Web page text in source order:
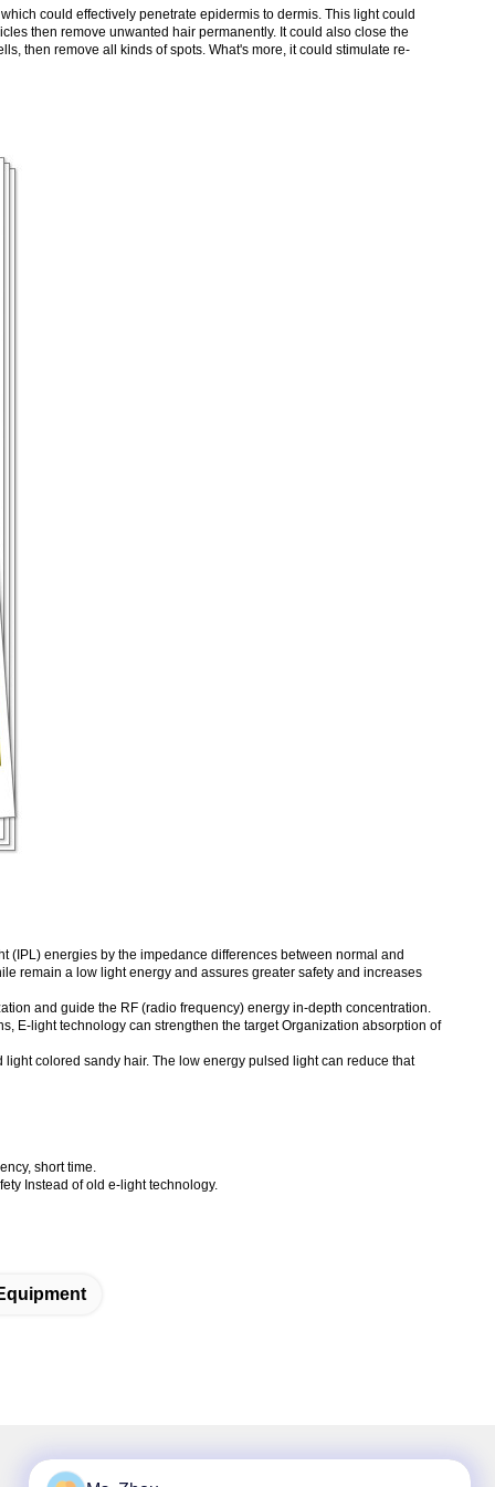
could effectively penetrate epidermis to dermis. This light could
then remove unwanted hair permanently. It could also close the
then remove all kinds of spots. What's more, it could stimulate re-
(IPL) energies by the impedance differences between normal and
remain a low light energy and assures greater safety and increases
and guide the RF (radio frequency) energy in-depth concentration.
E-light technology can strengthen the target Organization absorption of
colored sandy hair. The low energy pulsed light can reduce that
short time.
Instead of old e-light technology.